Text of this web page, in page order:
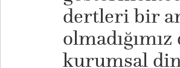
dertleri bir
kurumsal